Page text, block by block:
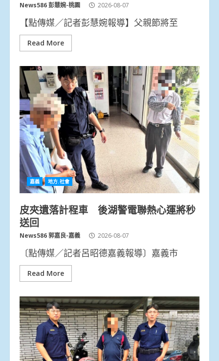
News586 彭慧婉-桃園 2026-08-07
【點傳媒／記者彭慧婉報導】父親節將至
Read More
嘉義 地方.社會
皮夾遺落計程車 後湖警電聯熱心運將秒
送回
News586 郭嘉良-嘉義 2026-08-07
〔點傳媒／記者呂昭德嘉義報導〕嘉義市
Read More